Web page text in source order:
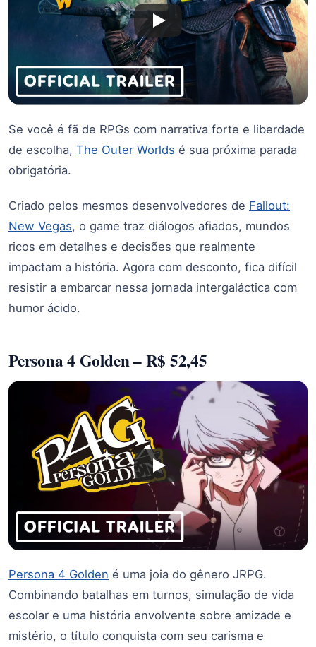
Se você é fã de RPGs com narrativa forte e liberdade
de escolha, The Outer Worlds é sua próxima parada
obrigatória.
Criado pelos mesmos desenvolvedores de Fallout:
New Vegas, o game traz diálogos afiados, mundos
ricos em detalhes e decisões que realmente
impactam a história. Agora com desconto, fica difícil
resistir a embarcar nessa jornada intergaláctica com
humor ácido.
Persona 4 Golden – R$ 52,45
Persona 4 Golden é uma joia do gênero JRPG.
Combinando batalhas em turnos, simulação de vida
escolar e uma história envolvente sobre amizade e
mistério, o título conquista com seu carisma e